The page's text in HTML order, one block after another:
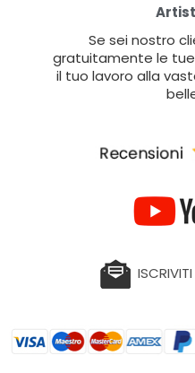
Se sei nostro
gratuitamente le
il tuo lavoro alla